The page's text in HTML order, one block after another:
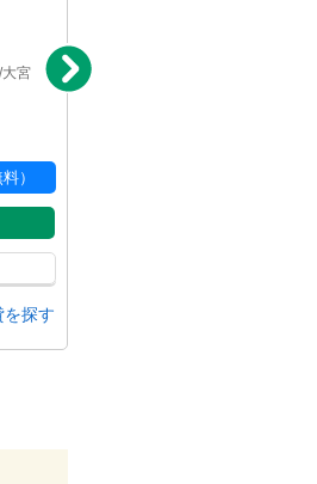
宮
）
京浜東北線・根岸線/大宮
探す